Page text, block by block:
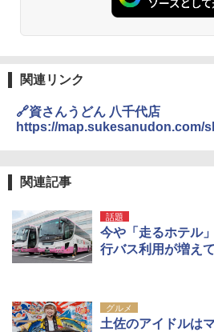
関連リンク
🔗資さんうどん 八千代店
https://map.sukesanudon.com/
関連記事
話題
今や「走るホテル
行バス利用が増え
グルメ
土佐のアイドルは